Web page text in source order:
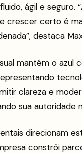
ágil e
crescer certo é
destaca
mantém o azul
clareza e
sua autoridade
direcionam
constrói